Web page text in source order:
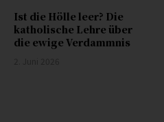
Ist die Hölle leer? Die
katholische Lehre über
die ewige Verdammnis